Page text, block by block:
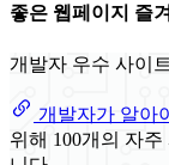
좋은 웹페이지 즐
개발자 우수 사이
개발자가 알아
위해 100개의 자